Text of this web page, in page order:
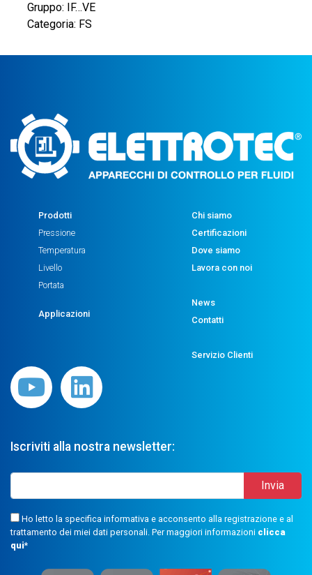
Gruppo: IF…VE
Categoria: FS
Prodotti
Pressione
Temperatura
Livello
Portata
Applicazioni
Chi siamo
Certificazioni
Dove siamo
Lavora con noi
News
Contatti
Servizio Clienti
Iscriviti alla nostra newsletter:
Ho letto la specifica informativa e acconsento alla registrazione e al
trattamento dei miei dati personali. Per maggiori informazioni clicca
qui*